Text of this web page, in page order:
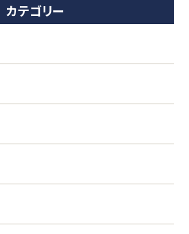
カテゴリー